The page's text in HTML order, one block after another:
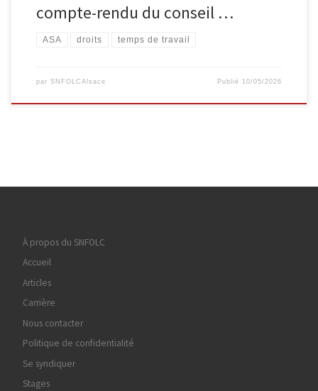
compte-rendu du conseil …
ASA droits temps de travail
par SNFOLCAlsace Publié 10/05/2026
À propos du SNFOLC
Accueil
Articles
Carrière
Nous contacter
Politique de confidentialité
Se syndiquer
Stages